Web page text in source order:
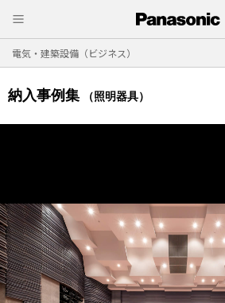
電気・建築設備（ビジネス）
納入事例集 （照明器具）